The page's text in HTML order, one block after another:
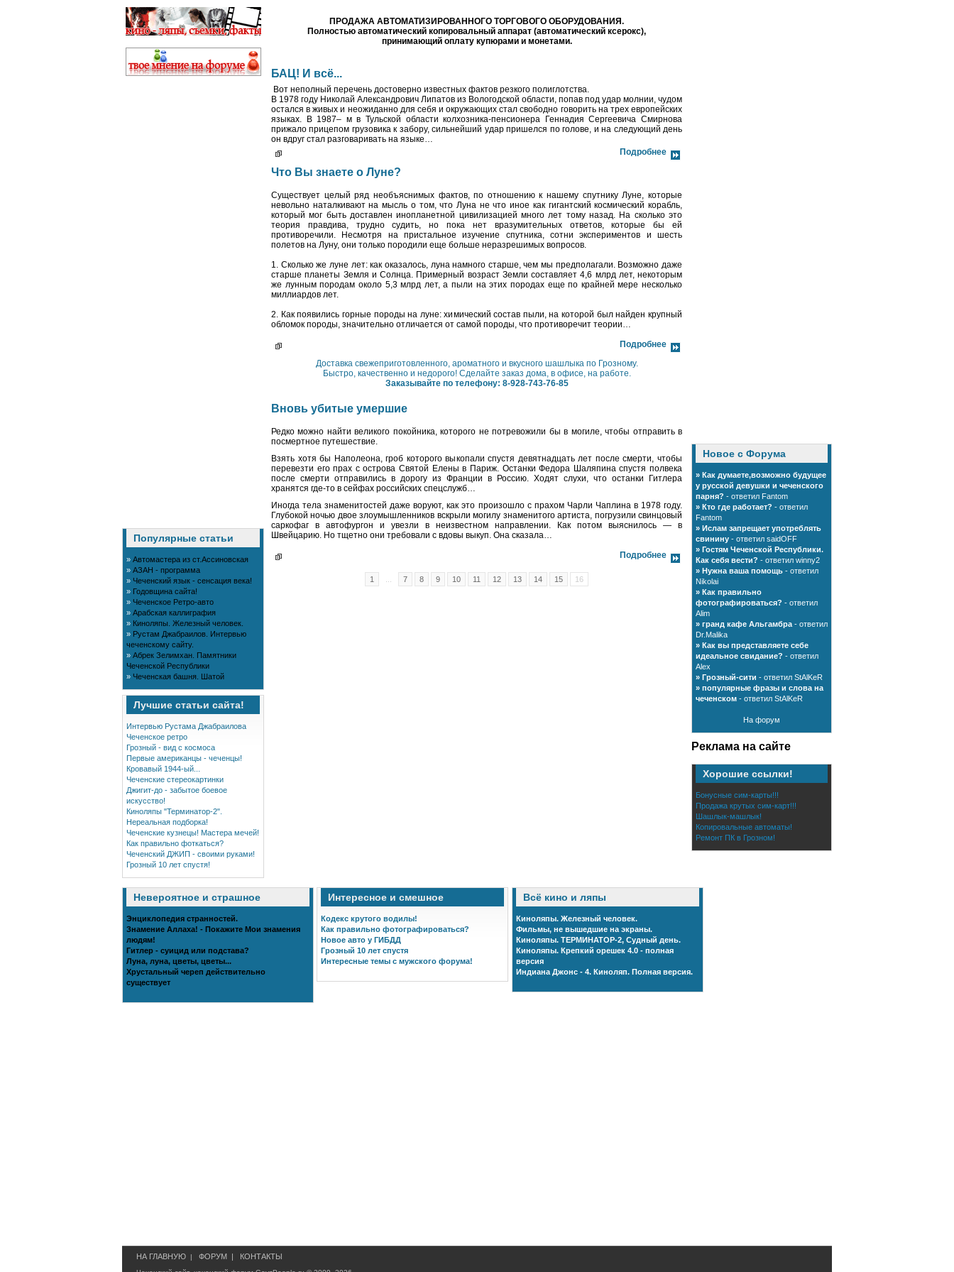
Популярные статьи
» Автомастера из ст.Ассиновская
» АЗАН - программа
» Чеченский язык - сенсация века!
» Годовщина сайта!
» Чеченское Ретро-авто
» Арабская каллиграфия
» Киноляпы. Железный человек.
» Рустам Джабраилов. Интервью
чеченскому сайту.
» Абрек Зелимхан. Памятники
Чеченской Республики
» Чеченская башня. Шатой
Лучшие статьи сайта!
Интервью Рустама Джабраилова
Чеченское ретро
Грозный - вид с космоса
Первые американцы - чеченцы!
Кровавый 1944-ый...
Чеченские стереокартинки
Джигит-до - забытое боевое
искусство!
Киноляпы "Терминатор-2".
Нереальная подборка!
Чеченские кузнецы! Мастера мечей!
Как правильно фоткаться?
Чеченский ДЖИП - своими руками!
Грозный 10 лет спустя!
ПРОДАЖА АВТОМАТИЗИРОВАННОГО ТОРГОВОГО ОБОРУДОВАНИЯ.
Полностью автоматический копировальный аппарат (автоматический ксерокс),
принимающий оплату купюрами и монетами.
БАЦ! И всё...
Вот неполный перечень достоверно известных фактов резкого полиглотства.
В 1978 году Николай Александрович Липатов из Вологодской области, попав под удар молнии, чудом
остался в живых и неожиданно для себя и окружающих стал свободно говорить на трех европейских
языках. В 1987– м в Тульской области колхозника-пенсионера Геннадия Сергеевича Смирнова
прижало прицепом грузовика к забору, сильнейший удар пришелся по голове, и на следующий день
он вдруг стал разговаривать на языке…
Подробнее
Что Вы знаете о Луне?
Существует целый ряд необъяснимых фактов, по отношению к нашему спутнику Луне, которые
невольно наталкивают на мысль о том, что Луна не что иное как гигантский космический корабль,
который мог быть доставлен инопланетной цивилизацией много лет тому назад. На сколько это
теория правдива, трудно судить, но пока нет вразумительных ответов, которые бы ей
противоречили. Несмотря на пристальное изучение спутника, сотни экспериментов и шесть
полетов на Луну, они только породили еще больше неразрешимых вопросов.
1. Сколько же луне лет: как оказалось, луна намного старше, чем мы предполагали. Возможно даже
старше планеты Земля и Солнца. Примерный возраст Земли составляет 4,6 млрд лет, некоторым
же лунным породам около 5,3 млрд лет, а пыли на этих породах еще по крайней мере несколько
миллиардов лет.
2. Как появились горные породы на луне: химический состав пыли, на которой был найден крупный
обломок породы, значительно отличается от самой породы, что противоречит теории…
Подробнее
Доставка свежеприготовленного, ароматного и вкусного шашлыка по Грозному.
Быстро, качественно и недорого! Сделайте заказ дома, в офисе, на работе.
Заказывайте по телефону: 8-928-743-76-85
Вновь убитые умершие
Редко можно найти великого покойника, которого не потревожили бы в могиле, чтобы отправить в
посмертное путешествие.
Взять хотя бы Наполеона, гроб которого выкопали спустя девятнадцать лет после смерти, чтобы
перевезти его прах с острова Святой Елены в Париж. Останки Федора Шаляпина спустя полвека
после смерти отправились в дорогу из Франции в Россию. Ходят слухи, что останки Гитлера
хранятся где-то в сейфах российских спецслужб…
Иногда тела знаменитостей даже воруют, как это произошло с прахом Чарли Чаплина в 1978 году.
Глубокой ночью двое злоумышленников вскрыли могилу знаменитого артиста, погрузили свинцовый
саркофаг в автофургон и увезли в неизвестном направлении. Как потом выяснилось — в
Швейцарию. Но тщетно они требовали с вдовы выкуп. Она сказала…
Подробнее
1 7 8 9 10 11 12 13 14 15 16
Новое с Форума
» Как думаете,возможно будущее
у русской девушки и чеченского
парня? - ответил Fantom
» Кто где работает? - ответил
Fantom
» Ислам запрещает употреблять
свинину - ответил saidOFF
» Гостям Чеченской Республики.
Как себя вести? - ответил winny2
» Нужна ваша помощь - ответил
Nikolai
» Как правильно
фотографироваться? - ответил
Alim
» грaнд кaфe Альгaмбрa - ответил
Dr.Malika
» Как вы представляете себе
идеальное свидание? - ответил
Alex
» Грозный-сити - ответил StAlKeR
» популярные фразы и слова на
чеченском - ответил StAlKeR
На форум
Реклама на сайте
Хорошие ссылки!
Бонусные сим-карты!!!
Продажа крутых сим-карт!!!
Шашлык-машлык!
Копировальные автоматы!
Ремонт ПК в Грозном!
Невероятное и страшное
Энциклопедия странностей.
Знамение Аллаха! - Покажите Мои знамения
людям!
Гитлер - суицид или подстава?
Луна, луна, цветы, цветы...
Хрустальный череп действительно
существует
Интересное и смешное
Кодекс крутого водилы!
Как правильно фотографироваться?
Новое авто у ГИБДД
Грозный 10 лет спустя
Интересные темы с мужского форума!
Всё кино и ляпы
Киноляпы. Железный человек.
Фильмы, не вышедшие на экраны.
Киноляпы. ТЕРМИНАТОР-2, Судный день.
Киноляпы. Крепкий орешек 4.0 - полная
версия
Индиана Джонс - 4. Киноляп. Полная версия.
НА ГЛАВНУЮ | ФОРУМ | КОНТАКТЫ